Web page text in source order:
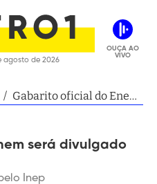
agosto de 2026
OUÇA AO
VIVO
/ Gabarito oficial do Enem
será divulgado
Inep